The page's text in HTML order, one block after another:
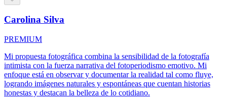
Carolina Silva
PREMIUM
Mi propuesta fotográfica combina la sensibilidad de la fotografía
intimista con la fuerza narrativa del fotoperiodismo emotivo. Mi
enfoque está en observar y documentar la realidad tal como fluye,
logrando imágenes naturales y espontáneas que cuentan historias
honestas y destacan la belleza de lo cotidiano.